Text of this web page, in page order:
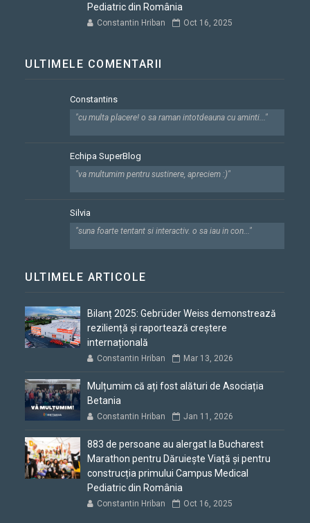
Pediatric din România
Constantin Hriban Oct 16, 2025
ULTIMELE COMENTARII
Constantins
"cu multa placere! o sa raman intotdeauna cu aminti..."
Echipa SuperBlog
"va multumim pentru sustinere, apreciem :)"
Silvia
"suna foarte tentant si interactiv. o sa iau in con..."
ULTIMELE ARTICOLE
Bilanț 2025: Gebrüder Weiss demonstrează
reziliență și raportează creștere
internațională
Constantin Hriban Mar 13, 2026
Mulțumim că ați fost alături de Asociația
Betania
Constantin Hriban Jan 11, 2026
883 de persoane au alergat la Bucharest
Marathon pentru Dăruiește Viață și pentru
construcția primului Campus Medical
Pediatric din România
Constantin Hriban Oct 16, 2025